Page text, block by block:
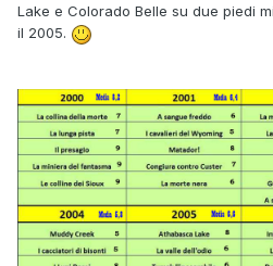
Lake e Colorado Belle su due piedi
il 2005.